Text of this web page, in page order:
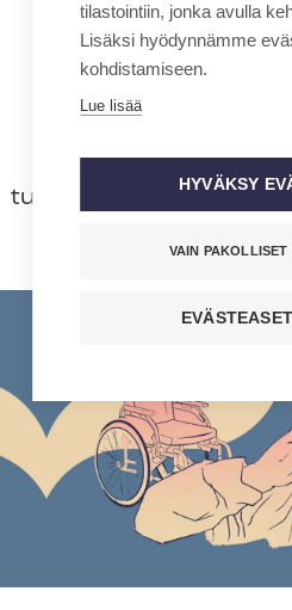
Ulkomaisen
täydentämistä
suorittamisen
tutkinnon suorittajan
tilastointiin, jonka avulla
Lisäksi hyödynnämme
kohdistamiseen.
Lue lisää
HYVÄKSY
VAIN PAKOLLISET